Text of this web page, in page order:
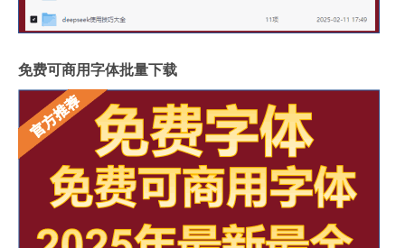
免费可商用字体批量下载